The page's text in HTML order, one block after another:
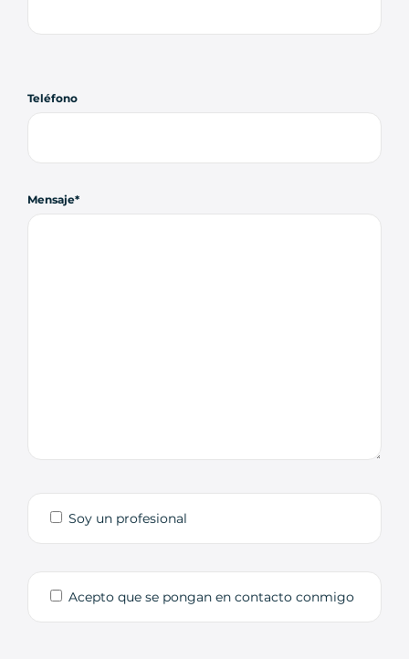
Teléfono
Mensaje
Soy un profesional
Acepto que se pongan en contacto conmigo